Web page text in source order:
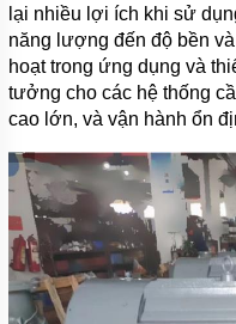
lại nhiều lợi ích khi sử
năng lượng đến độ bền
hoạt trong ứng dụng và
tưởng cho các hệ thống
cao lớn, và vận hành ổn